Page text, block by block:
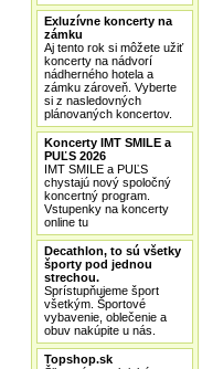
Exluzívne koncerty na
zámku
Aj tento rok si môžete užiť
koncerty na nádvorí
nádherného hotela a
zámku zároveň. Vyberte
si z nasledovných
plánovaných koncertov.
Koncerty IMT SMILE a
PUĽS 2026
IMT SMILE a PUĽS
chystajú nový spoločný
koncertný program.
Vstupenky na koncerty
online tu
Decathlon, to sú všetky
športy pod jednou
strechou.
Sprístupňujeme šport
všetkým. Športové
vybavenie, oblečenie a
obuv nakúpite u nás.
Topshop.sk